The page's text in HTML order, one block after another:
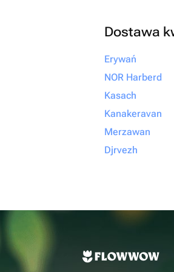
Dostawa
Erywań
NOR Harberd
Kasach
Kanakeravan
Merzawan
Djrvezh